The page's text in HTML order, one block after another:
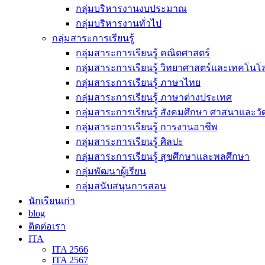
กลุ่มบริหารงานงบประมาณ
กลุ่มบริหารงานทั่วไป
กลุ่มสาระการเรียนรู้
กลุ่มสาระการเรียนรู้ คณิตศาสตร์
กลุ่มสาระการเรียนรู้ วิทยาศาสตร์และเทคโนโ
กลุ่มสาระการเรียนรู้ ภาษาไทย
กลุ่มสาระการเรียนรู้ ภาษาต่างประเทศ
กลุ่มสาระการเรียนรู้ สังคมศึกษา ศาสนาและ
กลุ่มสาระการเรียนรู้ การงานอาชีพ
กลุ่มสาระการเรียนรู้ ศิลปะ
กลุ่มสาระการเรียนรู้ สุขศึกษาและพลศึกษา
กลุ่มพัฒนาผู้เรียน
กลุ่มสนับสนุนการสอน
นักเรียนเก่า
blog
ติดต่อเรา
ITA
ITA 2566
ITA 2567